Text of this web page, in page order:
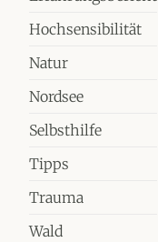
Hochsensibilität
Natur
Nordsee
Selbsthilfe
Tipps
Trauma
Wald